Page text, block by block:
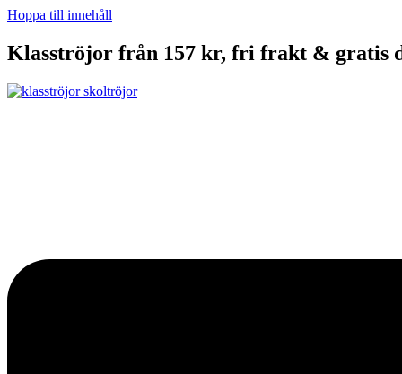
Hoppa till innehåll
Klasströjor från 157 kr, fri frakt & gratis